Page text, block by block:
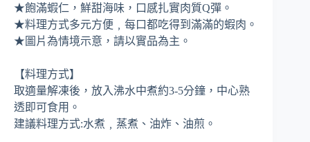
★飽滿蝦仁，鮮甜海味，口感扎實肉質Q彈。
★料理方式多元方便﹐每口都吃得到滿滿的蝦肉。
★圖片為情境示意，請以實品為主。
【料理方式】
取適量解凍後，放入沸水中煮約3-5分鐘，中心熟
透即可食用。
建議料理方式:水煮﹐蒸煮、油炸、油煎。